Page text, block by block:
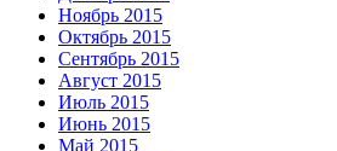
Ноябрь 2015
Октябрь 2015
Сентябрь 2015
Август 2015
Июль 2015
Июнь 2015
Май 2015